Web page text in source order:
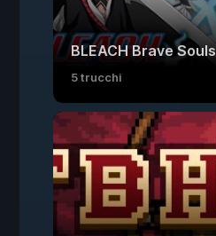
BLEACH Brave Souls
5 trucchi